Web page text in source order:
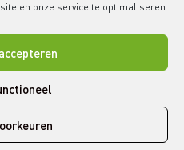
en onze service te optimaliseren.
|079 - 32
Privacy statement